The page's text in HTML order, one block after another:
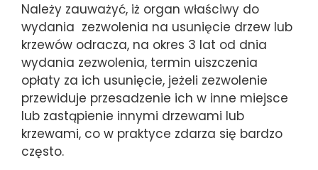
Należy zauważyć, iż organ właściwy do
wydania zezwolenia na usunięcie drzew lub
krzewów odracza, na okres 3 lat od dnia
wydania zezwolenia, termin uiszczenia
opłaty za ich usunięcie, jeżeli zezwolenie
przewiduje przesadzenie ich w inne miejsce
lub zastąpienie innymi drzewami lub
krzewami, co w praktyce zdarza się bardzo
często.